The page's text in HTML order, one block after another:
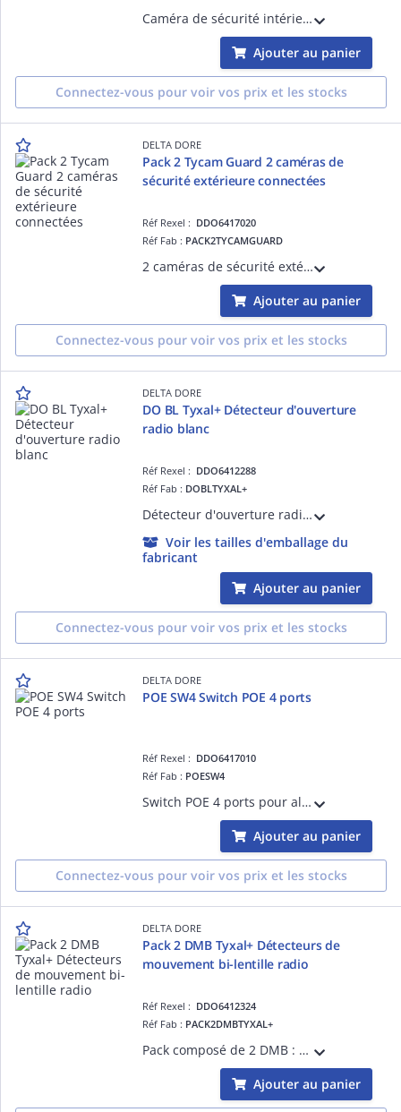
Caméra de sécurité intérieure connectée Wi-Fi, motorisée 360°, full HD (1080p), détection d'humain et suivi de mouvement, sirène intégrée, audio bidirectionnel, vision nocturne, personnalisation des zones de détection, sans abonnement
Ajouter au panier
Connectez-vous pour voir vos prix et les stocks
DELTA DORE
Pack 2 Tycam Guard 2 caméras de
sécurité extérieure connectées
Réf Rexel : DDO6417020
Réf Fab : PACK2TYCAMGUARD
2 caméras de sécurité extérieure connectées, full HD (1080p), grand angle (130°), vision nocturne couleur, détection humain et véhicule, personnalisation des zones de détection, sirène intégrée, audio-bidirectionnel, IP67, sans abonnement
Ajouter au panier
Connectez-vous pour voir vos prix et les stocks
DELTA DORE
DO BL Tyxal+ Détecteur d'ouverture
radio blanc
Réf Rexel : DDO6412288
Réf Fab : DOBLTYXAL+
Détecteur d'ouverture radio blanc - Livré avec jeux de cales
Voir les tailles d'emballage du
fabricant
Ajouter au panier
Connectez-vous pour voir vos prix et les stocks
DELTA DORE
POE SW4 Switch POE 4 ports
Réf Rexel : DDO6417010
Réf Fab : POESW4
Switch POE 4 ports pour alimenter les caméras Tycam 1100 Indoor / 2100 Outdoor, Tycam Guard
Ajouter au panier
Connectez-vous pour voir vos prix et les stocks
DELTA DORE
Pack 2 DMB Tyxal+ Détecteurs de
mouvement bi-lentille radio
Réf Rexel : DDO6412324
Réf Fab : PACK2DMBTYXAL+
Pack composé de 2 DMB : Détecteurs de mouvement bi-lentille radio Tyxal+ - Détection infrarouge - Sélectif animaux
Ajouter au panier